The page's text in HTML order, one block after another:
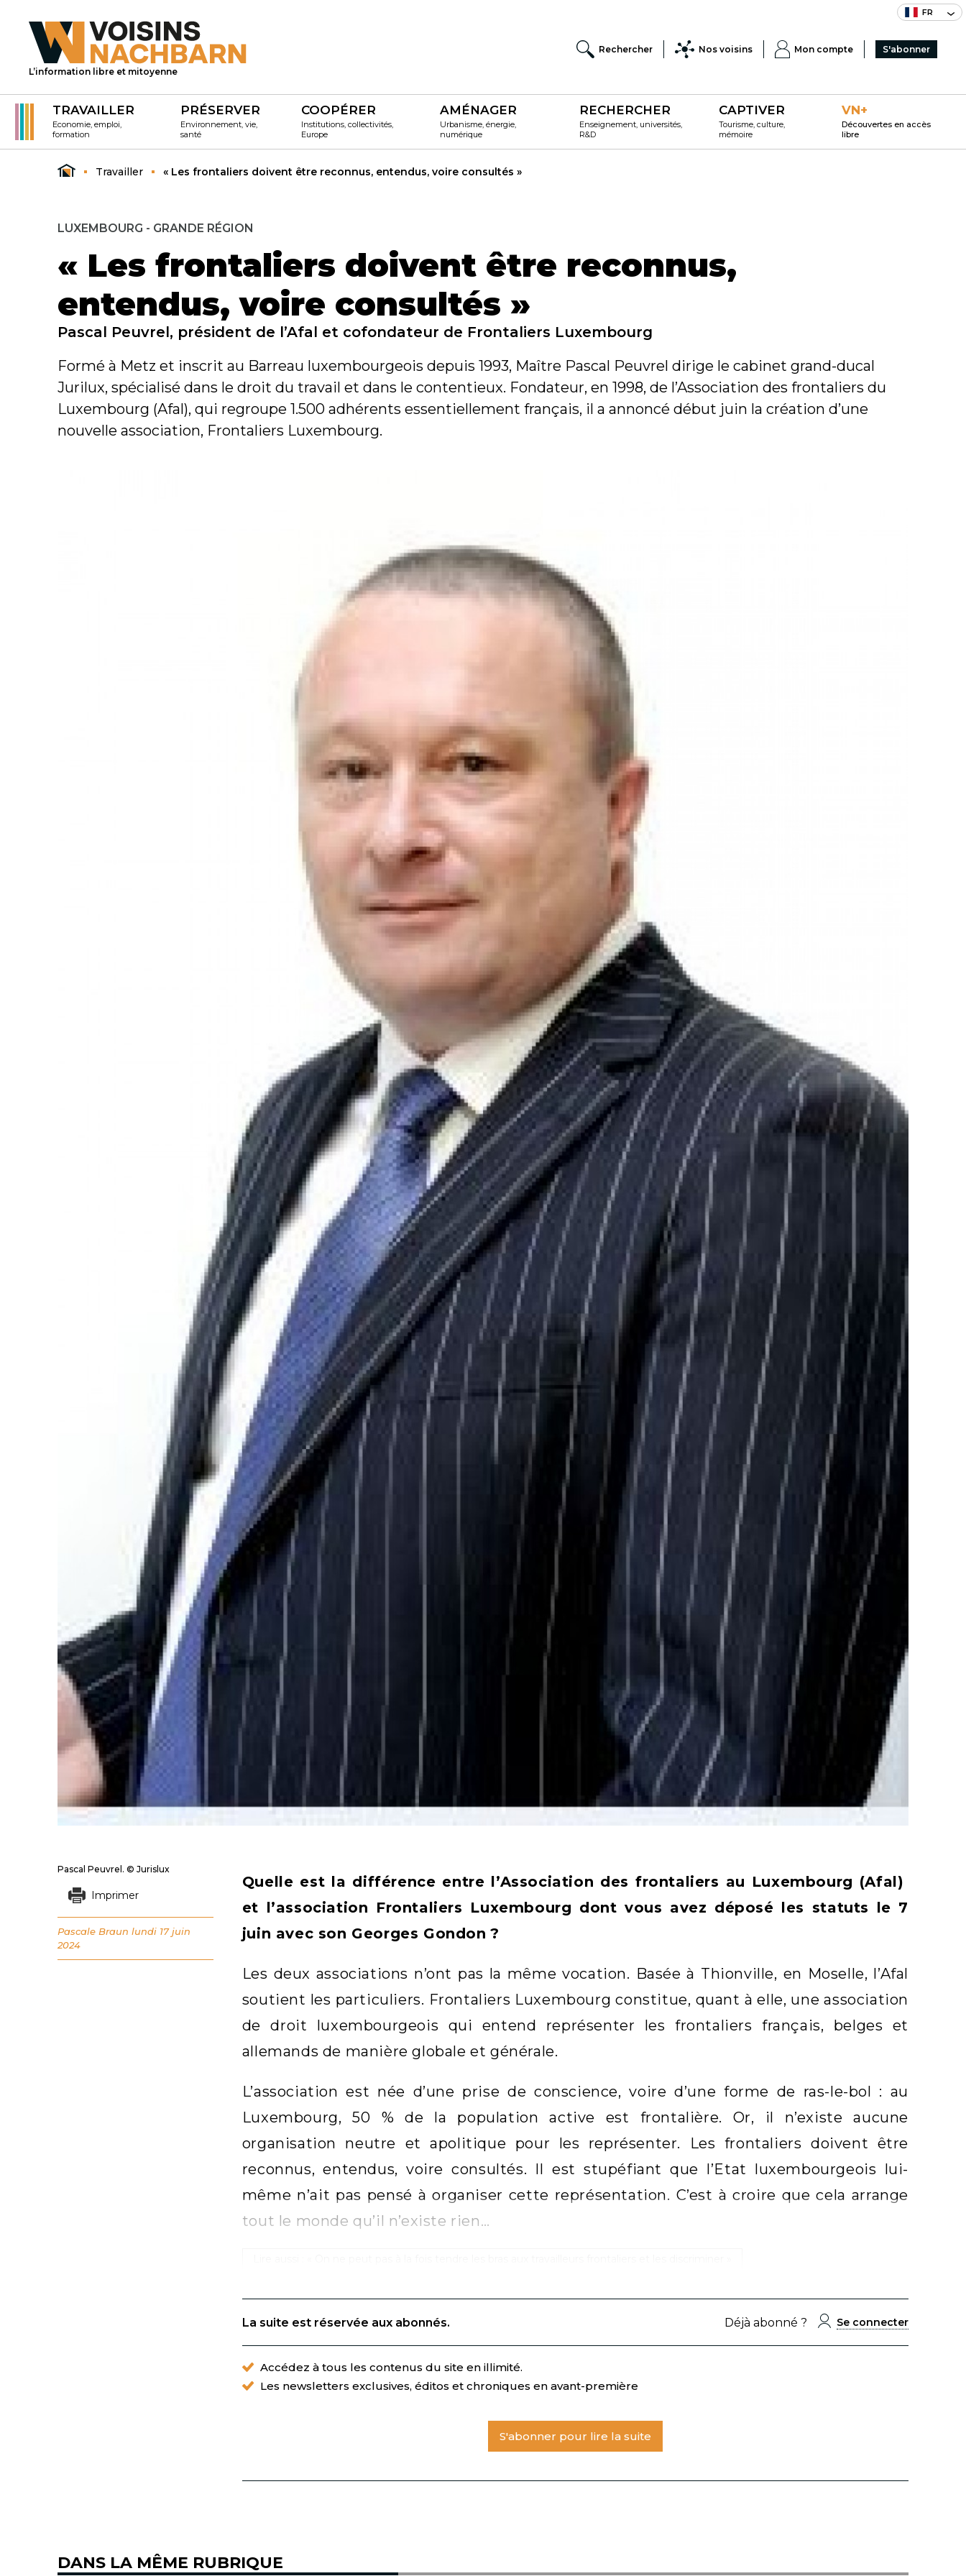
FR
L’information libre et mitoyenne
Rechercher Nos voisins Mon compte S'abonner
TRAVAILLER
Economie, emploi,
formation
PRÉSERVER
Environnement, vie,
santé
COOPÉRER
Institutions, collectivités,
Europe
AMÉNAGER
Urbanisme, énergie,
numérique
RECHERCHER
Enseignement, universités,
R&D
CAPTIVER
Tourisme, culture,
mémoire
VN+
Découvertes en accès
libre
Travailler « Les frontaliers doivent être reconnus, entendus, voire consultés »
LUXEMBOURG - GRANDE RÉGION
« Les frontaliers doivent être reconnus,
entendus, voire consultés »
Pascal Peuvrel, président de l’Afal et cofondateur de Frontaliers Luxembourg
Formé à Metz et inscrit au Barreau luxembourgeois depuis 1993, Maître Pascal Peuvrel dirige le cabinet grand-ducal
Jurilux, spécialisé dans le droit du travail et dans le contentieux. Fondateur, en 1998, de l’Association des frontaliers du
Luxembourg (Afal), qui regroupe 1.500 adhérents essentiellement français, il a annoncé début juin la création d’une
nouvelle association, Frontaliers Luxembourg.
Quelle est la différence entre l’Association des frontaliers au Luxembourg (Afal)
et l’association Frontaliers Luxembourg dont vous avez déposé les statuts le 7
juin avec son Georges Gondon ?
Les deux associations n’ont pas la même vocation. Basée à Thionville, en Moselle, l’Afal
soutient les particuliers. Frontaliers Luxembourg constitue, quant à elle, une association
de droit luxembourgeois qui entend représenter les frontaliers français, belges et
allemands de manière globale et générale.
L’association est née d’une prise de conscience, voire d’une forme de ras-le-bol : au
Luxembourg, 50 % de la population active est frontalière. Or, il n’existe aucune
organisation neutre et apolitique pour les représenter. Les frontaliers doivent être
reconnus, entendus, voire consultés. Il est stupéfiant que l’Etat luxembourgeois lui-
même n’ait pas pensé à organiser cette représentation. C’est à croire que cela arrange
tout le monde qu’il n’existe rien…
La suite est réservée aux abonnés. Déjà abonné ? Se connecter
Accédez à tous les contenus du site en illimité.
Les newsletters exclusives, éditos et chroniques en avant-première
S'abonner pour lire la suite
Pascal Peuvrel. © Jurislux
Imprimer
Pascale Braun lundi 17 juin
2024
DANS LA MÊME RUBRIQUE